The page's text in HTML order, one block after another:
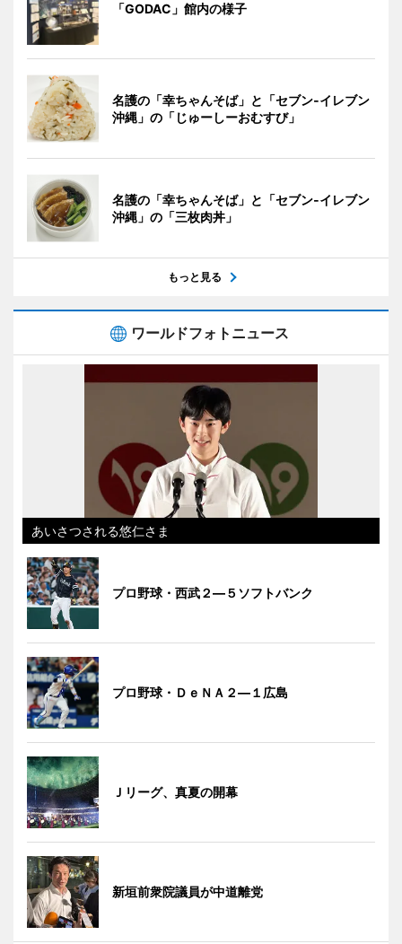
「GODAC」館内の様子
名護の「幸ちゃんそば」と「セブン‐イレブン
沖縄」の「じゅーしーおむすび」
名護の「幸ちゃんそば」と「セブン‐イレブン
沖縄」の「三枚肉丼」
もっと見る
ワールドフォトニュース
あいさつされる悠仁さま
プロ野球・西武２―５ソフトバンク
プロ野球・ＤｅＮＡ２―１広島
Ｊリーグ、真夏の開幕
新垣前衆院議員が中道離党